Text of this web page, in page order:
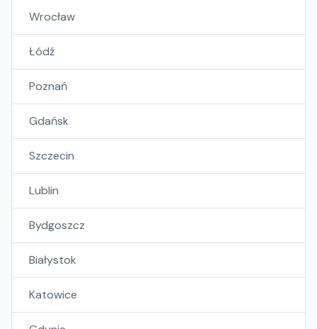
Wrocław
Łódź
Poznań
Gdańsk
Szczecin
Lublin
Bydgoszcz
Białystok
Katowice